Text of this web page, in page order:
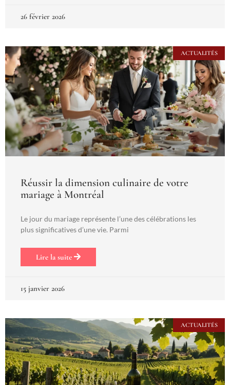
26 février 2026
ACTUALITÉS
Réussir la dimension culinaire de votre
mariage à Montréal
Le jour du mariage représente l’une des célébrations les
plus significatives d’une vie. Parmi
Lire la suite
15 janvier 2026
ACTUALITÉS